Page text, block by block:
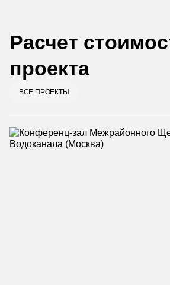
Расчет
проекта
ВСЕ ПРОЕКТЫ